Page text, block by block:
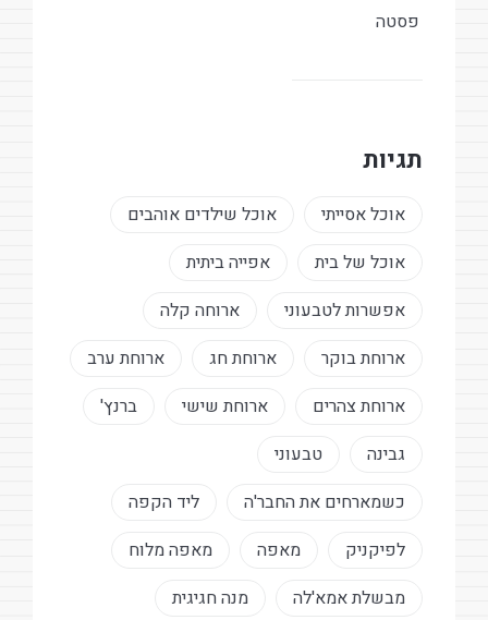
פסטה
תגיות
אוכל אסייתי
אוכל שילדים אוהבים
אוכל של בית
אפייה ביתית
אפשרות לטבעוני
ארוחה קלה
ארוחת בוקר
ארוחת חג
ארוחת ערב
ארוחת צהרים
ארוחת שישי
ברנץ'
גבינה
טבעוני
כשמארחים את החבר'ה
ליד הקפה
לפיקניק
מאפה
מאפה מלוח
מבשלת אמא'לה
מנה חגיגית